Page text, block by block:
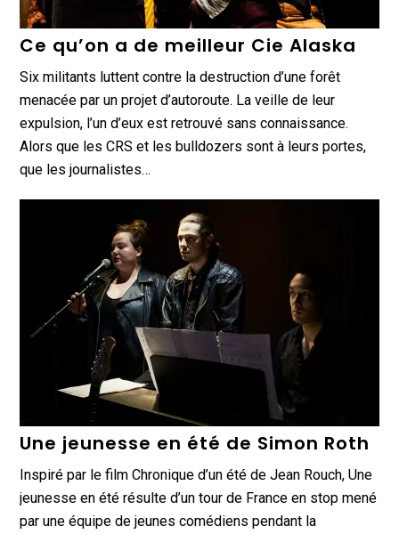
Ce qu’on a de meilleur Cie Alaska
Six militants luttent contre la destruction d’une forêt
menacée par un projet d’autoroute. La veille de leur
expulsion, l’un d’eux est retrouvé sans connaissance.
Alors que les CRS et les bulldozers sont à leurs portes,
que les journalistes…
Une jeunesse en été de Simon Roth
Inspiré par le film Chronique d’un été de Jean Rouch, Une
jeunesse en été résulte d’un tour de France en stop mené
par une équipe de jeunes comédiens pendant la